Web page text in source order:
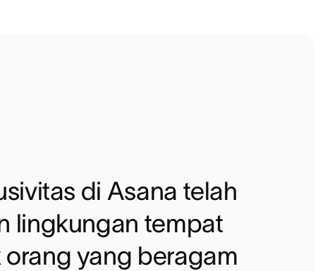
di Asana telah
lingkungan tempat
yang beragam